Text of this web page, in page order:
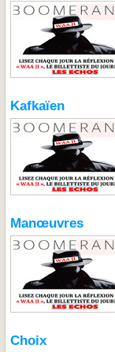
Kafkaïen
Manœuvres
Choix